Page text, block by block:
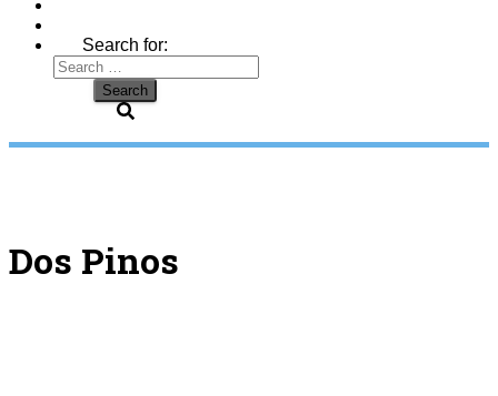
Search for:
Dos Pinos